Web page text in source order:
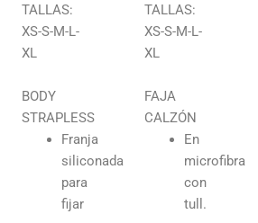
TALLAS:
XS-S-M-L-
XL
BODY
STRAPLESS
Franja
siliconada
para
fijar
TALLAS:
XS-S-M-L-
XL
FAJA
CALZÓN
En
microfibra
con
tull.